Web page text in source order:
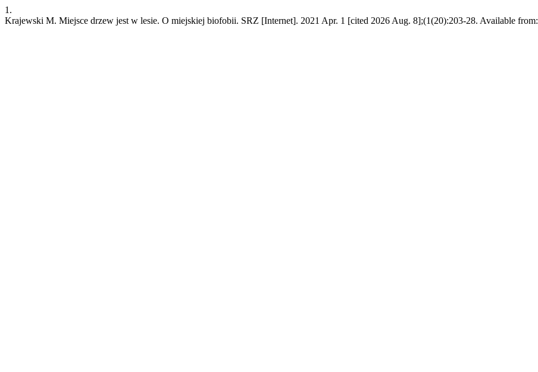
1.
Krajewski M. Miejsce drzew jest w lesie. O miejskiej biofobii. SRZ [Internet]. 2021 Apr. 1 [cited 2026 Aug. 8];(1(20):203-28. Available from: